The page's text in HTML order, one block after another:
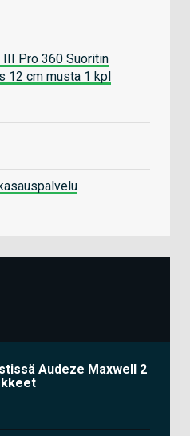
III Pro 360 Suoritin
12 cm musta 1 kpl
Audeze Maxwell 2